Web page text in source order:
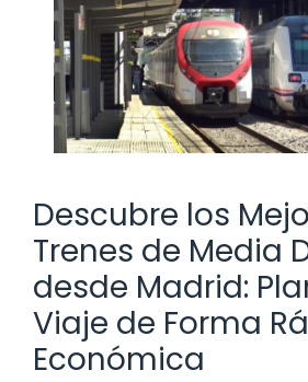
Descubre los
Trenes de Media
desde Madrid:
Viaje de Forma
Económica